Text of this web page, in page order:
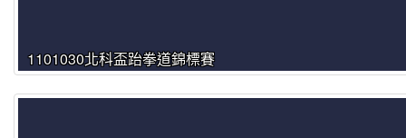
1101030北科盃跆拳道錦標賽